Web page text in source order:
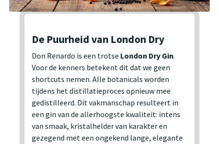
De Puurheid van London Dry
Don Renardo is een trotse London Dry Gin.
Voor de kenners betekent dit dat we geen
shortcuts nemen. Alle botanicals worden
tijdens het distillatieproces opnieuw mee
gedistilleerd. Dit vakmanschap resulteert in
een gin van de allerhoogste kwaliteit: intens
van smaak, kristalhelder van karakter en
gezegend met een ongekend lange, elegante